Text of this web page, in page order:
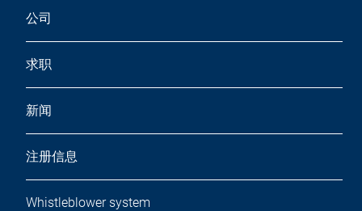
公司
求职
新闻
注册信息
Whistleblower system